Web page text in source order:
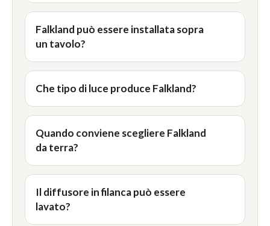
Falkland può essere installata sopra
un tavolo?
Che tipo di luce produce Falkland?
Quando conviene scegliere Falkland
da terra?
Il diffusore in filanca può essere
lavato?